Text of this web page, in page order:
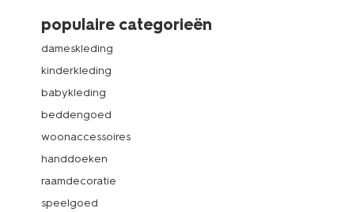
populaire categorieën
dameskleding
kinderkleding
babykleding
beddengoed
woonaccessoires
handdoeken
raamdecoratie
speelgoed